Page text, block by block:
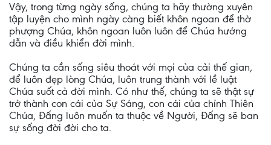
Vậy, trong từng ngày sống, chúng ta hãy thường xuyên
tập luyện cho mình ngày càng biết khôn ngoan để thờ
phượng Chúa, khôn ngoan luôn luôn để Chúa hướng
dẫn và điều khiển đời mình.
Chúng ta cần sống siêu thoát với mọi của cải thế gian,
để luôn đẹp lòng Chúa, luôn trung thành với lề luật
Chúa suốt cả đời mình. Có như thế, chúng ta sẽ thật sự
trở thành con cái của Sự Sáng, con cái của chính Thiên
Chúa, Đấng luôn muốn ta thuộc về Người, Đấng sẽ ban
sự sống đời đời cho ta.